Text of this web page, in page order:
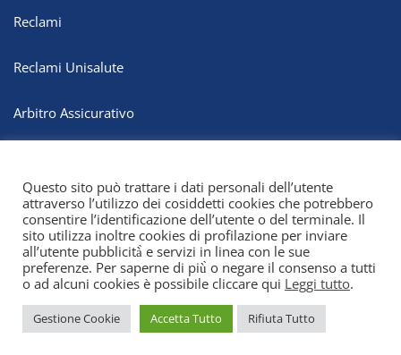
Reclami
Reclami Unisalute
Arbitro Assicurativo
© 2026 MAC Assicurazioni, tutti i diritti riservati
Questo sito può trattare i dati personali dell’utente
attraverso l’utilizzo dei cosiddetti cookies che potrebbero
consentire l’identificazione dell’utente o del terminale. Il
sito utilizza inoltre cookies di profilazione per inviare
all’utente pubblicità̀ e servizi in linea con le sue
preferenze. Per saperne di più̀ o negare il consenso a tutti
o ad alcuni cookies è possibile cliccare qui Leggi tutto.
Gestione Cookie Accetta Tutto Rifiuta Tutto